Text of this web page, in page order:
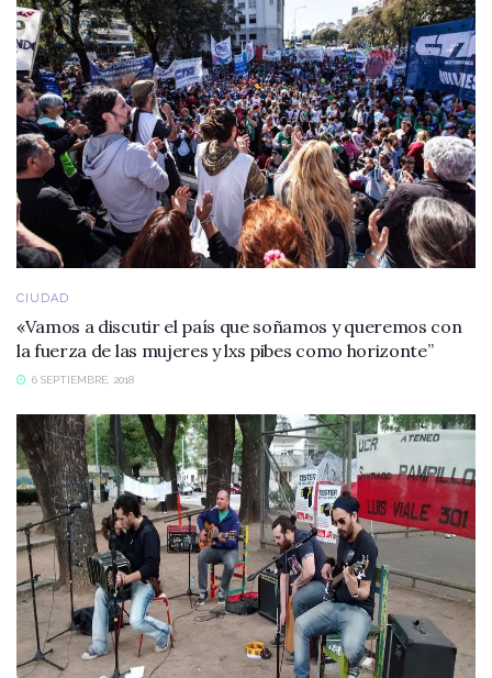
CIUDAD
«Vamos a discutir el país que soñamos y queremos con
la fuerza de las mujeres y lxs pibes como horizonte”
6 SEPTIEMBRE, 2018